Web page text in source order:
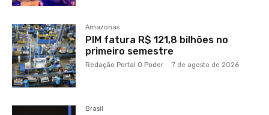
Amazonas
PIM fatura R$ 121,8 bilhões no
primeiro semestre
Redação Portal O Poder - 7 de agosto de 2026
Brasil